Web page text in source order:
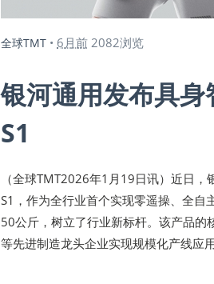
全球TMT • 6月前 2082浏览
银河通用发布具
S1
（全球TMT2026年1月19日讯）近日
S1，作为全行业首个实现零遥操、全自
50公斤，树立了行业新标杆。该产品
等先进制造龙头企业实现规模化产线应用